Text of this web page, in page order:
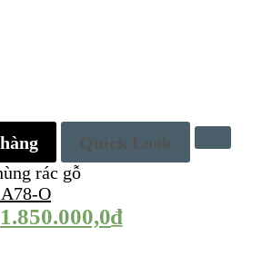
Quick Look
rác gỗ
O
1.850.000,0₫